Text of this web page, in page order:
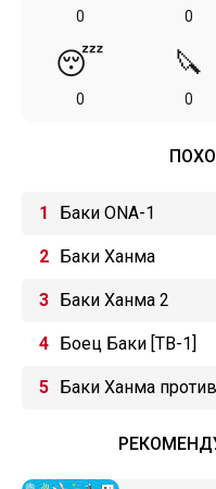
0 0
😴
0
🔪
0
Баки ONA-1
Баки Ханма
Баки Ханма 2
Боец Баки [ТВ-1]
Баки Ханма